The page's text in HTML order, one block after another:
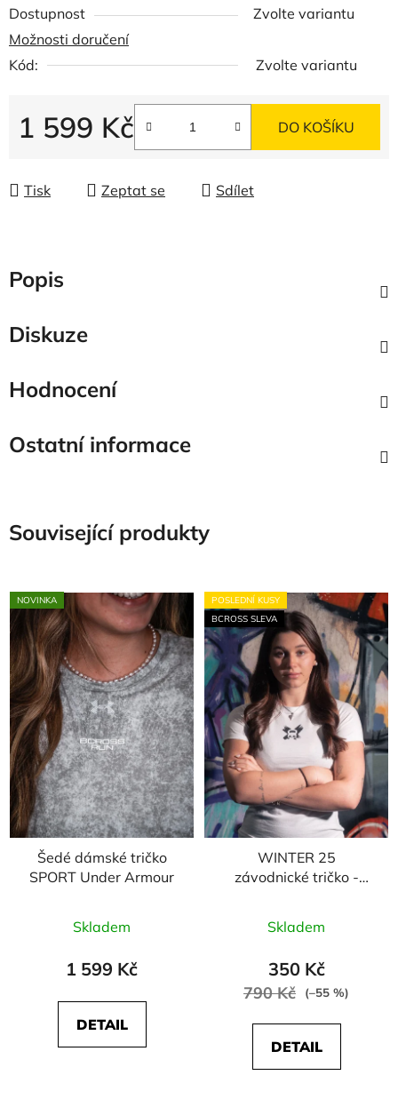
Dostupnost
Zvolte variantu
Možnosti doručení
Kód:
Zvolte variantu
1 599 Kč DO KOŠÍKU
Tisk Zeptat se Sdílet
Popis
Diskuze
Hodnocení
Ostatní informace
Související produkty
NOVINKA
Šedé dámské tričko
SPORT Under Armour
Skladem
1 599 Kč
DETAIL
POSLEDNÍ KUSY
BCROSS SLEVA
WINTER 25
závodnické tričko -
Skladem
350 Kč
790 Kč (–55 %)
DETAIL